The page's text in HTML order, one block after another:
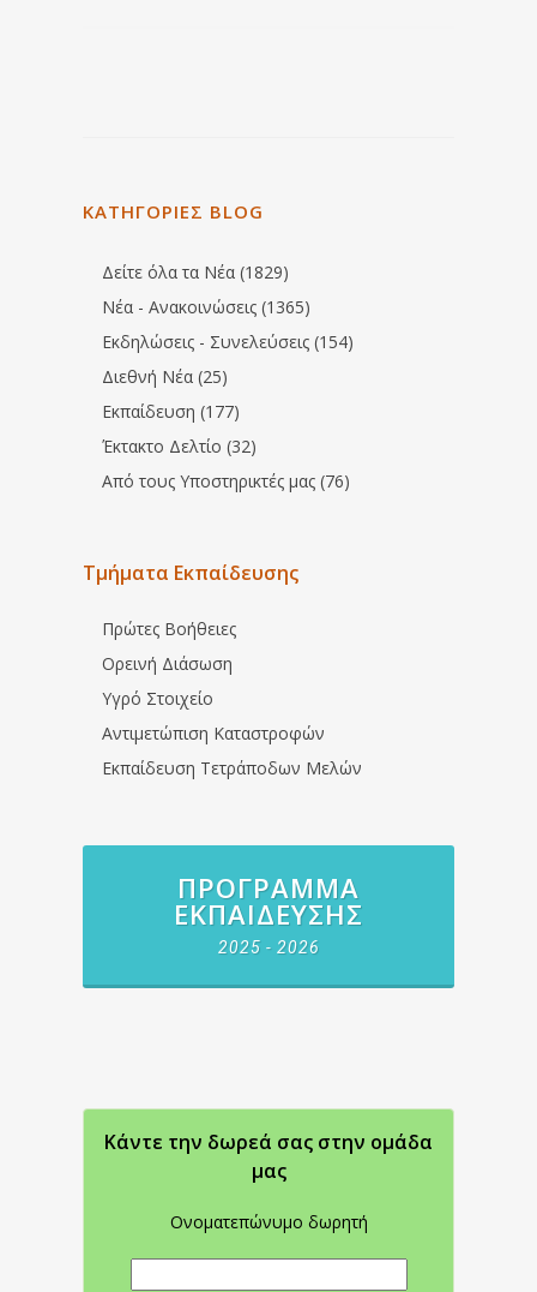
ΚΑΤΗΓΟΡΙΕΣ BLOG
Δείτε όλα τα Νέα (1829)
Νέα - Ανακοινώσεις (1365)
Εκδηλώσεις - Συνελεύσεις (154)
Διεθνή Νέα (25)
Εκπαίδευση (177)
Έκτακτο Δελτίο (32)
Από τους Υποστηρικτές μας (76)
Τμήματα Εκπαίδευσης
Πρώτες Βοήθειες
Ορεινή Διάσωση
Υγρό Στοιχείο
Αντιμετώπιση Καταστροφών
Εκπαίδευση Τετράποδων Μελών
ΠΡΌΓΡΑΜΜΑ
ΕΚΠΑΊΔΕΥΣΗΣ
2025 - 2026
Κάντε την δωρεά σας στην oμάδα
μας
Ονοματεπώνυμο δωρητή